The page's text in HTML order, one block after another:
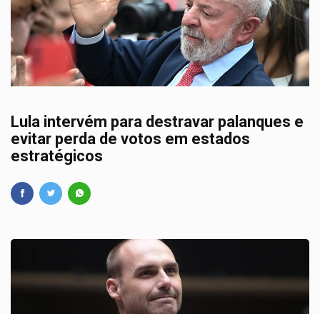
Lula intervém para destravar palanques e
evitar perda de votos em estados
estratégicos